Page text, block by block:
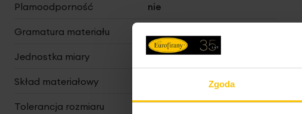
Zgoda
Plamoodporność nie
Gramatura materiału
Jednostka miary szt.
Skład materiałowy 100% poliester
Tolerancja rozmiaru 3%